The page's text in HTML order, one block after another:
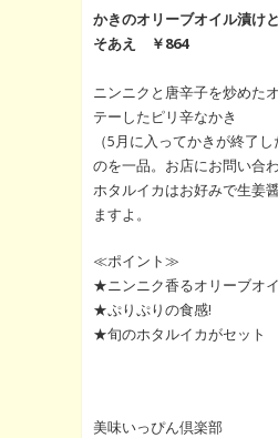
かきのオリーブオイル漬け
そあえ ￥864
ニンニクと唐辛子を炒めた
テーしたピリ辛なかき
（5月に入ってかきが終了
のを一品。お店にお問い合
ホタルイカはお好みで生姜
ますよ。
≪ポイント≫
★ニンニク香るオリーブオ
★ぷりぷりの食感!
★旬のホタルイカがセット
美味いっぴん倶楽部